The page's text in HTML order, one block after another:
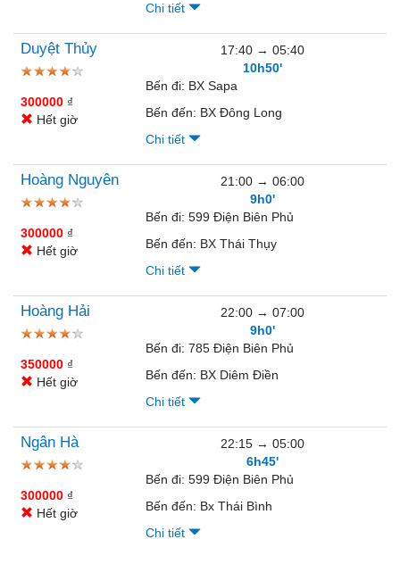
Chi tiết
Duyệt Thủy
300000 ₫
Hết giờ
17:40 → 05:40
10h50'
Bến đi: BX Sapa
Bến đến: BX Đông Long
Chi tiết
Hoàng Nguyên
300000 ₫
Hết giờ
21:00 → 06:00
9h0'
Bến đi: 599 Điện Biên Phủ
Bến đến: BX Thái Thụy
Chi tiết
Hoàng Hải
350000 ₫
Hết giờ
22:00 → 07:00
9h0'
Bến đi: 785 Điện Biên Phủ
Bến đến: BX Diêm Điền
Chi tiết
Ngân Hà
300000 ₫
Hết giờ
22:15 → 05:00
6h45'
Bến đi: 599 Điện Biên Phủ
Bến đến: Bx Thái Bình
Chi tiết